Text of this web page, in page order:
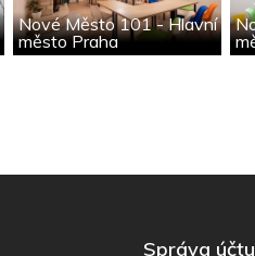
Nové Město 101 - Hlavní
město Praha
Správa účtu